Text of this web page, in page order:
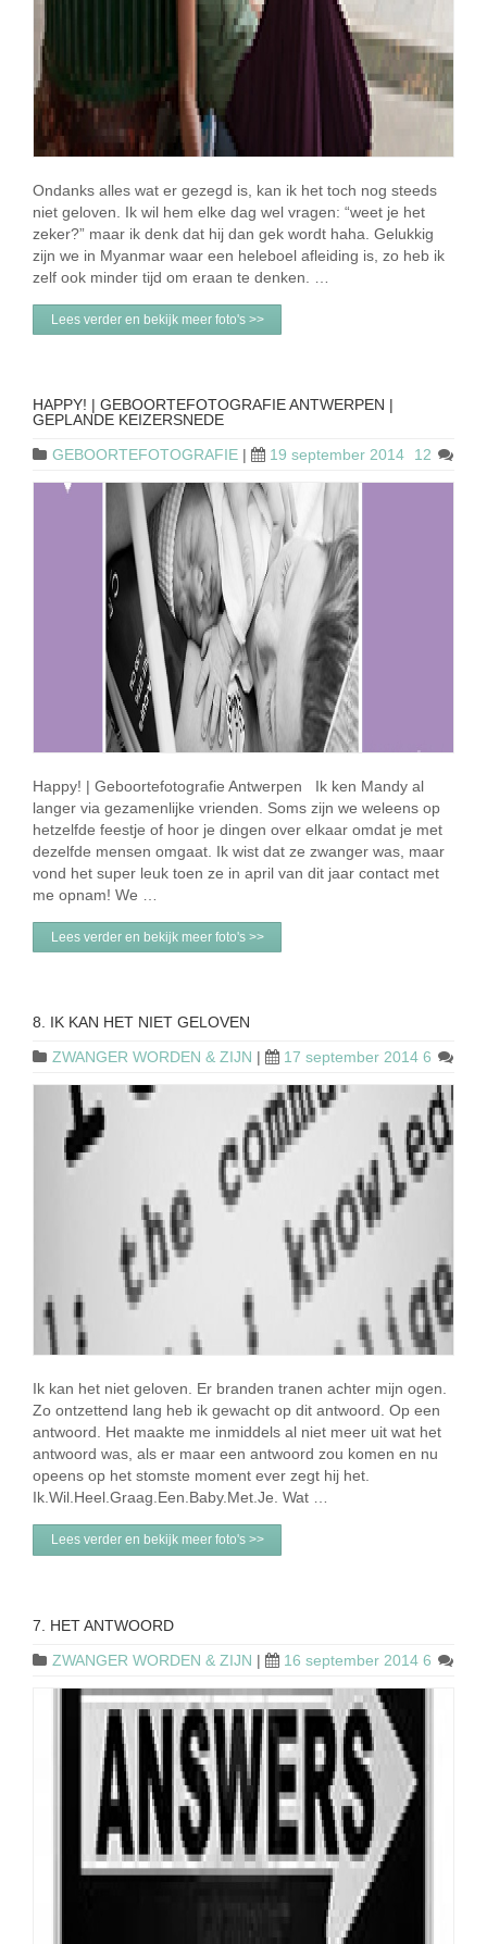
Ondanks alles wat er gezegd is, kan ik het toch nog steeds
niet geloven. Ik wil hem elke dag wel vragen: “weet je het
zeker?” maar ik denk dat hij dan gek wordt haha. Gelukkig
zijn we in Myanmar waar een heleboel afleiding is, zo heb ik
zelf ook minder tijd om eraan te denken. …
Lees verder en bekijk meer foto's >>
HAPPY! | GEBOORTEFOTOGRAFIE ANTWERPEN |
GEPLANDE KEIZERSNEDE
GEBOORTEFOTOGRAFIE | 19 september 2014 12
Happy! | Geboortefotografie Antwerpen Ik ken Mandy al
langer via gezamenlijke vrienden. Soms zijn we weleens op
hetzelfde feestje of hoor je dingen over elkaar omdat je met
dezelfde mensen omgaat. Ik wist dat ze zwanger was, maar
vond het super leuk toen ze in april van dit jaar contact met
me opnam! We …
Lees verder en bekijk meer foto's >>
8. IK KAN HET NIET GELOVEN
ZWANGER WORDEN & ZIJN | 17 september 2014 6
Ik kan het niet geloven. Er branden tranen achter mijn ogen.
Zo ontzettend lang heb ik gewacht op dit antwoord. Op een
antwoord. Het maakte me inmiddels al niet meer uit wat het
antwoord was, als er maar een antwoord zou komen en nu
opeens op het stomste moment ever zegt hij het.
Ik.Wil.Heel.Graag.Een.Baby.Met.Je. Wat …
Lees verder en bekijk meer foto's >>
7. HET ANTWOORD
ZWANGER WORDEN & ZIJN | 16 september 2014 6